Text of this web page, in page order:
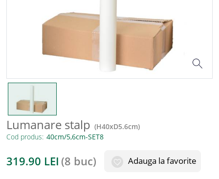
Lumanare stalp (H40xD5.6cm)
Cod produs:
319.90 LEI (8 buc) Adauga la favorite